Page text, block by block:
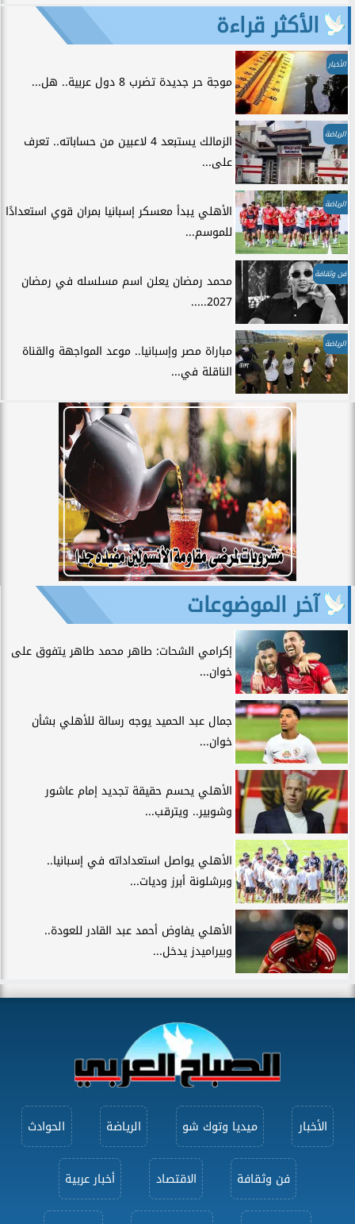
الأكثر قراءة
الأخبار
موجة حر جديدة تضرب 8 دول عربية.. هل...
الرياضة
الزمالك يستبعد 4 لاعبين من حساباته.. تعرف
على...
الرياضة
الأهلي يبدأ معسكر إسبانيا بمران قوي استعدادًا
للموسم...
فن وثقافة
محمد رمضان يعلن اسم مسلسله في رمضان
2027.....
الرياضة
مباراة مصر وإسبانيا.. موعد المواجهة والقناة
الناقلة في...
آخر الموضوعات
إكرامي الشحات: طاهر محمد طاهر يتفوق على
خوان...
جمال عبد الحميد يوجه رسالة للأهلي بشأن
خوان...
الأهلي يحسم حقيقة تجديد إمام عاشور
وشوبير.. ويترقب...
الأهلي يواصل استعداداته في إسبانيا..
وبرشلونة أبرز وديات...
الأهلي يفاوض أحمد عبد القادر للعودة..
وبيراميدز يدخل...
الأخبار ميديا وتوك شو الرياضة الحوادث
فن وثقافة الاقتصاد أخبار عربية